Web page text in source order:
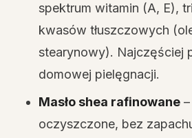
spektrum witamin (A, E),
kwasów tłuszczowych
stearynowy). Najczęściej
domowej pielęgnacji.
Masło shea rafinowane
oczyszczone, bez